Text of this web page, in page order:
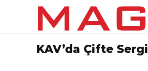
KAV’da Çifte Sergi